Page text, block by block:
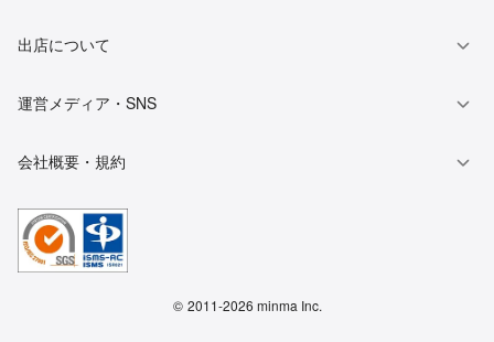
出店について
運営メディア・SNS
会社概要・規約
© 2011-2026 minma Inc.